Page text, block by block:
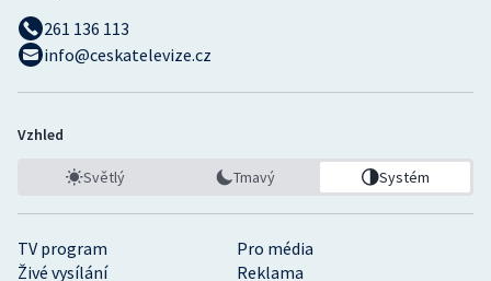
TV program
Pro média
Živé vysílání
Reklama
261 136 113
info@ceskatelevize.cz
Vzhled
Světlý Tmavý Systém